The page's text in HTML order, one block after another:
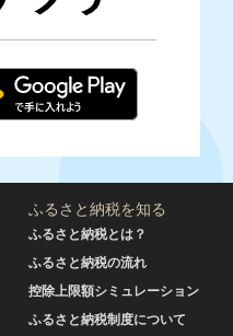
ふるさと納税を知る
ふるさと納税とは？
ふるさと納税の流れ
控除上限額シミュレーション
ふるさと納税制度について